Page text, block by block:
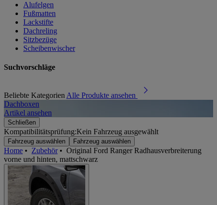
Alufelgen
Fußmatten
Lackstifte
Dachreling
Sitzbezüge
Scheibenwischer
Suchvorschläge
Beliebte Kategorien Alle Produkte ansehen
Dachboxen
Artikel ansehen
Schließen
Kompatibilitätsprüfung:Kein Fahrzeug ausgewählt
Fahrzeug auswählen Fahrzeug auswählen
Home • Zubehör• Original Ford Ranger Radhausverbreiterung
vorne und hinten, mattschwarz